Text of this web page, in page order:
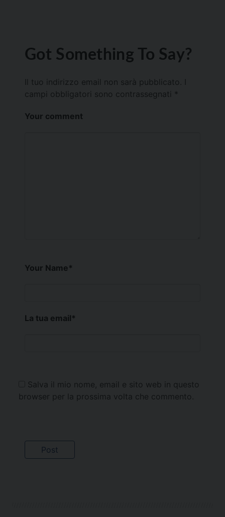
Got Something To Say?
Il tuo indirizzo email non sarà pubblicato.
campi obbligatori sono contrassegnati *
Your comment
Your Name*
La tua email*
Salva il mio nome, email e sito web in questo
browser per la prossima volta che commento.